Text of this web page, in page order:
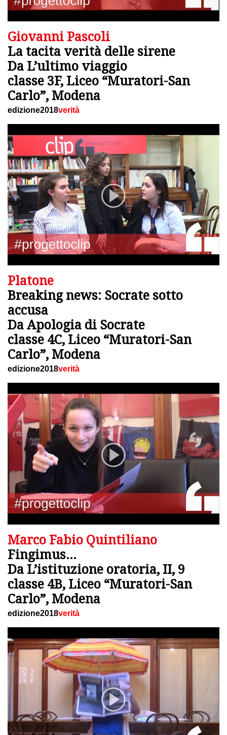
Giovanni Pascoli
La tacita verità delle sirene
Da L’ultimo viaggio
classe 3F, Liceo “Muratori-San
Carlo”, Modena
edizione2018verità
Platone
Breaking news: Socrate sotto
accusa
Da Apologia di Socrate
classe 4C, Liceo “Muratori-San
Carlo”, Modena
edizione2018verità
Marco Fabio Quintiliano
Fingimus…
Da L’istituzione oratoria, II, 9
classe 4B, Liceo “Muratori-San
Carlo”, Modena
edizione2018verità